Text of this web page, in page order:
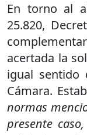
En torno al
25.820,
acertada la
igual sentido
Cámara.
normas
presente